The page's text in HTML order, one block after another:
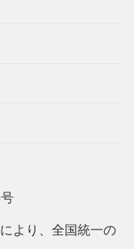
より、全国統一の